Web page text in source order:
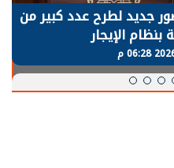
في قطاع الطاقة
الإنتاج الطبيعية